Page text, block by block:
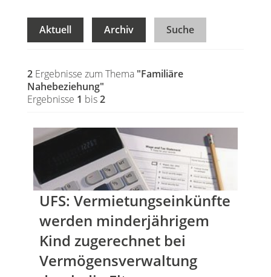
Aktuell Archiv Suche
2Ergebnisse zum Thema "Familiäre
Nahebeziehung"
Ergebnisse 1 bis2
UFS: Vermietungseinkünfte
werden minderjährigem
Kind zugerechnet bei
Vermögensverwaltung